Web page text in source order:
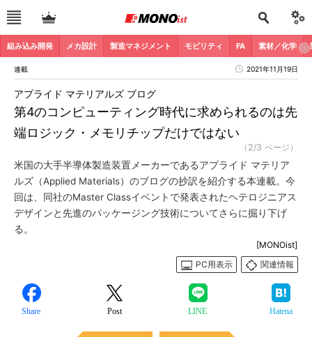
組み込み開発 メカ設計 製造マネジメント モビリティ FA 素材／化学
連載 2021年11月19日
第4のコンピューティング時代に求められるのは先
端ロジック・メモリチップだけではない
アプライド マテリアルズ ブログ
（2/3 ページ）
米国の大手半導体製造装置メーカーであるアプライド マテリア
ルズ（Applied Materials）のブログの抄訳を紹介する本連載。今
回は、同社のMaster Classイベントで発表されたヘテロジニアス
デザインと先進のパッケージング技術についてさらに掘り下げ
る。
[MONOist]
PC用表示
関連情報
Share Post LINE Hatena